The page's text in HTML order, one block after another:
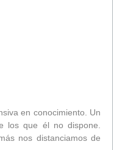
en conocimiento. Un
los que él no dispone.
nos distanciamos de